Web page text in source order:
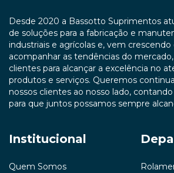
Desde 2020 a Bassotto Suprimentos
de soluções para a fabricação e
industriais e agrícolas e, vem crescendo
acompanhar as tendências do
clientes para alcançar a excelência no
produtos e serviços. Queremos
nossos clientes ao nosso lado,
para que juntos possamos sempre
Institucional
Quem Somos